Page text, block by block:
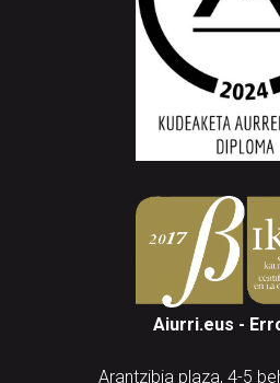
Aiurri.eus -
Arantzibia plaza, 4-5